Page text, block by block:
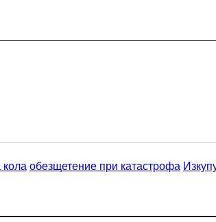
колаобезщетение при катастрофа